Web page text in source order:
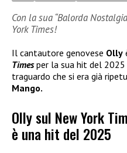
Con la sua “Balorda
York Times!
Il cantautore genovese Olly
Timesper la sua hit del 2025
traguardo che si era già
Mango.
Olly sul New York
è una hit del 2025